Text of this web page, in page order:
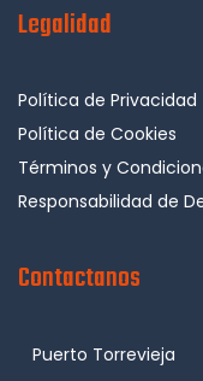
Legalidad
Política de Privacidad
Política de Cookies
Términos y
Responsabilidad de
Contactanos
Puerto Torrevieja